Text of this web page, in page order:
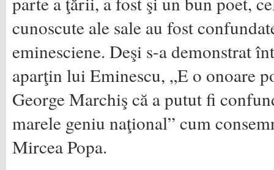
cunoscute ale sale au fost
eminesciene. Deşi s-a demonstrat
aparţin lui Eminescu, „E o onoare
George Marchiş că a putut fi
marele geniu naţional” cum
Mircea Popa.